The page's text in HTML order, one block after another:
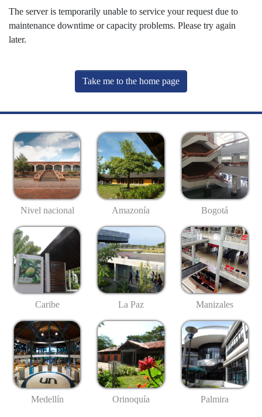
The server is temporarily unable to service your request due to
maintenance downtime or capacity problems. Please try again
later.
Take me to the home page
Nivel nacional Amazonía Bogotá
Caribe La Paz Manizales
Medellín Orinoquía Palmira